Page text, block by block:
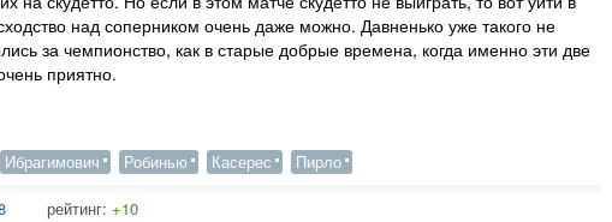
над соперником очень даже можно. Давненько уже такого не
за чемпионство, как в старые добрые времена, когда именно эти две
приятно.
Ибрагимович Робинью Касерес Пирло
рейтинг:+10